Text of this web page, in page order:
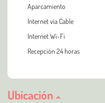
Aparcamiento
Internet vía Cable
Internet Wi-Fi
Recepción 24 horas
Ubicación